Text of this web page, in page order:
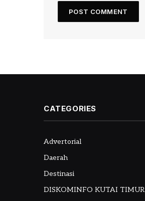
CATEGORIES
Advertorial
Daerah
Destinasi
DISKOMINFO KUTAI TIMUR